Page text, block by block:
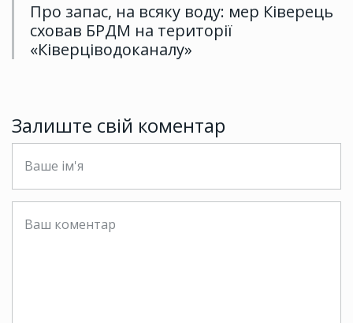
Про запас, на всяку воду: мер Ківерець
сховав БРДМ на території
«Ківерціводоканалу»
Залиште свій коментар